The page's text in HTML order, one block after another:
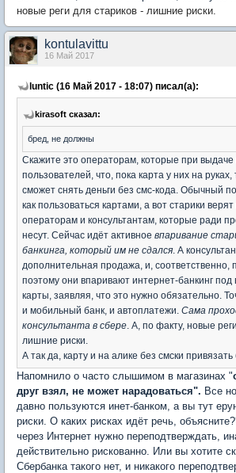
новые реги для стариков - лишние риски.
kontulavittu
16 Май 2017
luntic (16 Май 2017 - 18:07) писал(а):
kirasoft сказал:
бред, не должны
Скажите это операторам, которые при
пользователей, что, пока карта у них на руках,
сможет снять деньги без смс-кода. Обычный
как пользоваться картами, а вот старики
операторам и консультантам, которые ради
несут. Сейчас идёт активное впаривание
банкинга, который им не сдался . А
дополнительная продажа, и, соответственно,
поэтому они впаривают интернет-банкинг под
карты, заявляя, что это нужно обязательно.
и мобильный банк, и автоплатежи. Сама
консультанта в сбере . А, по факту, новые
лишние риски.
А так да, карту и на алике без смски
Напомнило о часто слышимом в магазинах "
друг взял, не может нарадоваться". Все
давно пользуются инет-банком, а вы тут
риски. О каких рисках идёт речь,
через Интернет нужно переподтверждать,
действительно рискованно. Или вы хотите
Сбербанка такого нет, и никакого